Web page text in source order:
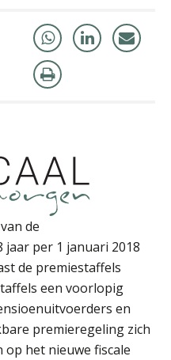
de
per 1 januari 2018
de premiestaffels
een voorlopig
en
premieregeling zich
het nieuwe fiscale